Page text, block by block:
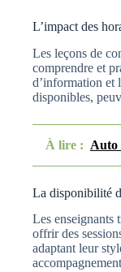
L’impact des
Les leçons de
comprendre et
d’information et
disponibles,
À lire : Auto
La disponibilité
Les enseignants
offrir des
adaptant leur